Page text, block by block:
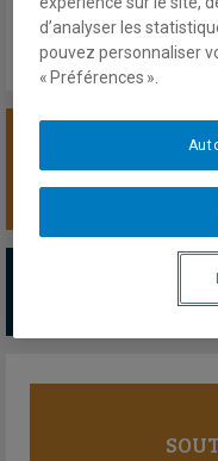
SOUTENIR LA
PARTENAIRES
Tous les partenaires
d’analyser les
pouvez personnaliser
« Préférences ».